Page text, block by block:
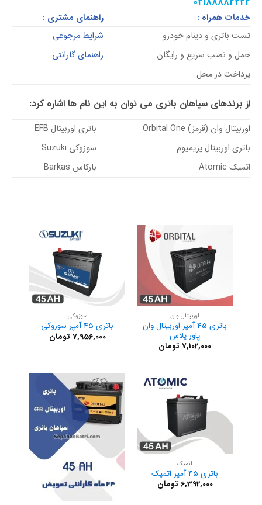
خدمات همراه :
راهنمای مشتری :
تست باتری و دینام خودرو
شرایط مرجوعی
حمل و نصب سریع و رایگان
راهنمای گارانتی
پرداخت در محل
از برندهای سپاهان باتری می توان به این نام ها اشاره کرد:
اوربیتال وان (قرمز) Orbital One
باتری اوربیتال EFB
باتری اوربیتال پریمیوم
سوزوکی Suzuki
اتمیک Atomic
بارکاس Barkas
اوربیتال وان
باتری 45 آمپر اوربیتال وان
پاور پلاس
7,102,000 تومان
سوزوکی
باتری 45 آمپر سوزوکی
7,956,000 تومان
اتمیک
باتری 45 آمپر اتمیک
6,392,000 تومان